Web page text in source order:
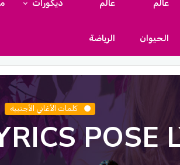
عالم
الحيوان
عالم
الرياضة
ديكورات
كلمات الأغاني الأجنبية
POSE